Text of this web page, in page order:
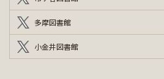
多摩図書館
小金井図書館